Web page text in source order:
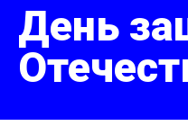
День